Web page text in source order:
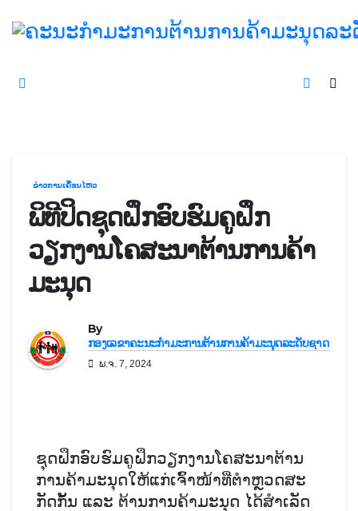
ຂ່າວການເຄື່ອນໄຫວ
ພິທີປິດຊຸດຝຶກອົບຮົມຄູຝຶກ
ວຽກງານໂຄສະນາຕ້ານການຄ້າ
ມະນຸດ
By
ກອງເລຂາຄະນະກຳມະການຕ້ານການຄ້າມະນຸດລະດັບຊາດ
ພ.ຈ. 7, 2024
ຊຸດຝຶກອົບຮົມຄູຝຶກວຽກງານໂຄສະນາຕ້ານ
ການຄ້າມະນຸດໃຫ້ແກ່ເຈົ້າໜ້າທີ່ຕໍາຫຼວດສະ
ກັດກັ້ນ ແລະ ຕ້ານການຄ້າມະນຸດ ໄດ້ສຳເລັດ